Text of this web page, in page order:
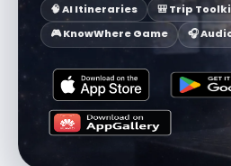
🧠 AI Itineraries
🎒 Trip
🎮 KnowWhere Game
🎧